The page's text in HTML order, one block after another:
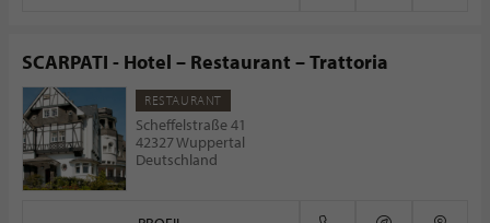
SCARPATI - Hotel – Restaurant – Trattoria
RESTAURANT
Scheffelstraße 41
42327 Wuppertal
Deutschland